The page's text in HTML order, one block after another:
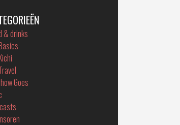
& drinks
Goes